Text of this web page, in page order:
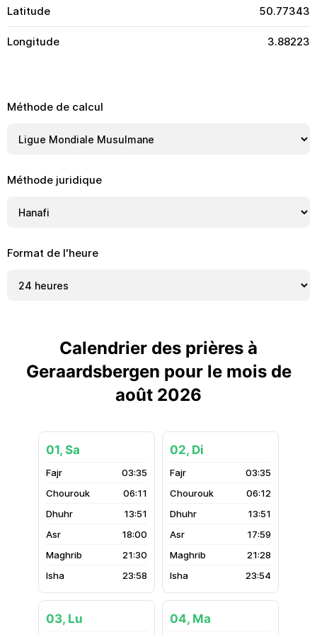
Latitude 50.77343
Longitude 3.88223
Méthode de calcul
Méthode juridique
Format de l'heure
Calendrier des prières à
Geraardsbergen pour le mois de
août 2026
01, Sa
03:35
06:11
13:51
18:00
21:30
23:58
02, Di
03:35
06:12
13:51
17:59
21:28
23:54
03, Lu 04, Ma